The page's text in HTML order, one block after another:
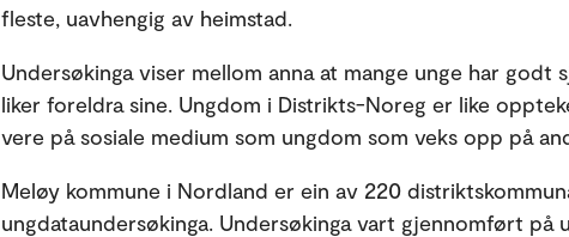
fleste, uavhengig av heimstad.
Undersøkinga viser mellom anna at mange unge har godt
liker foreldra sine. Ungdom i Distrikts-Noreg er like
vere på sosiale medium som ungdom som veks opp på
Meløy kommune i Nordland er ein av 220
ungdataundersøkinga. Undersøkinga vart gjennomført på